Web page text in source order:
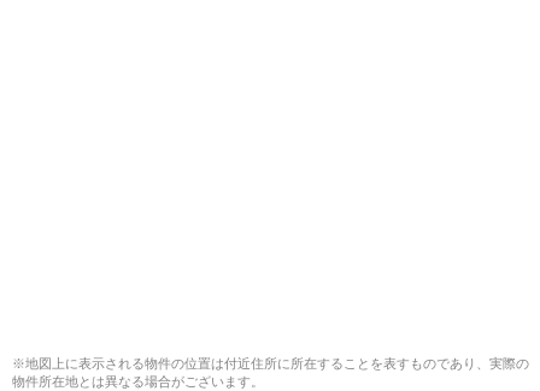
※地図上に表示される物件の位置は付近住所に所在することを表すものであり、実際の
物件所在地とは異なる場合がございます。